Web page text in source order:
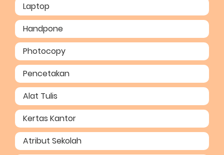
Laptop
Handpone
Photocopy
Pencetakan
Alat Tulis
Kertas Kantor
Atribut Sekolah